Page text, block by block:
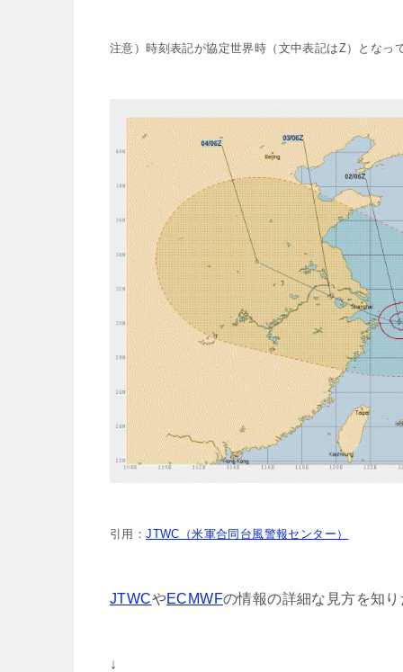
注意）時刻表記が協定世界時（文中表記はZ）となっ
引用：JTWC（米軍合同台風警報センター）
JTWCやECMWFの情報の詳細な見方を知
↓